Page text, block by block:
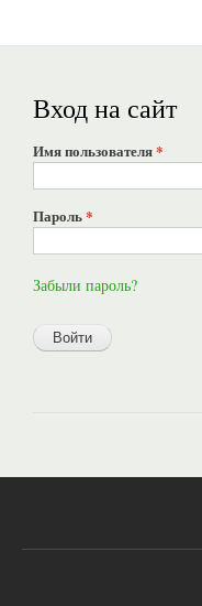
Вход на сайт
Имя пользователя*
Пароль*
Забыли пароль?